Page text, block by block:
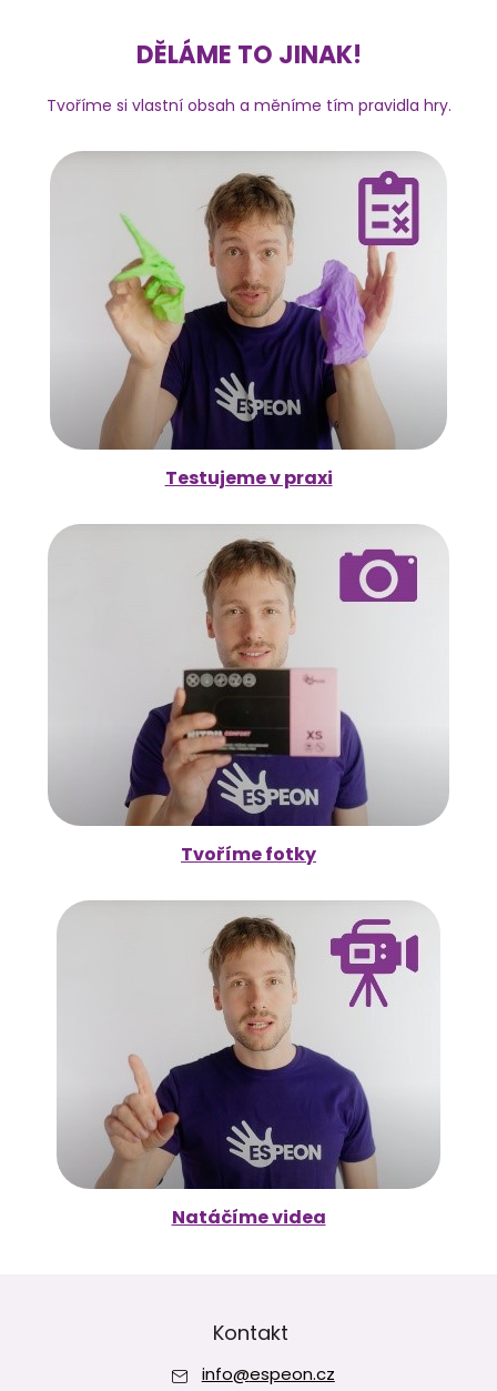
DĚLÁME TO JINAK!
Tvoříme si vlastní obsah a měníme tím pravidla hry.
Testujeme v praxi
Tvoříme fotky
Natáčíme videa
Kontakt
info@espeon.cz